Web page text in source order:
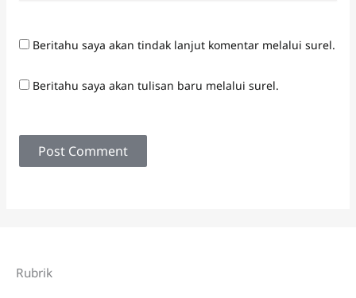
Beritahu saya akan tindak lanjut komentar melalui surel.
Beritahu saya akan tulisan baru melalui surel.
Rubrik